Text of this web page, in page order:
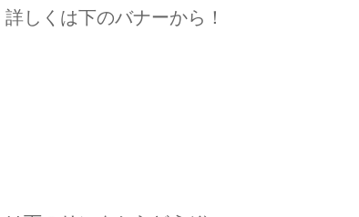
しくは下のバナーから！